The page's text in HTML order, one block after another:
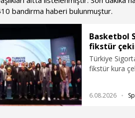
bandirma haberi bulunmuştur.
Basketbol
fikstür
Türkiye
fikstür kura
6.08.2026